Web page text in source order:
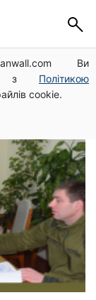
Ви
з Політикою
cookie.